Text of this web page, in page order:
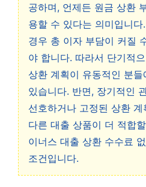
공하며, 언제든 원금 상환
용할 수 있다는 의미입니
경우 총 이자 부담이 커질
야 합니다. 따라서 단기적
상환 계획이 유동적인 분
있습니다. 반면, 장기적인
선호하거나 고정된 상환
다른 대출 상품이 더 적합
이너스 대출 상환 수수료
조건입니다.